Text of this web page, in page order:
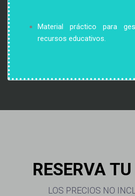
Material práctico para
recursos educativos.
RESERVA
LOS PRECIOS NO